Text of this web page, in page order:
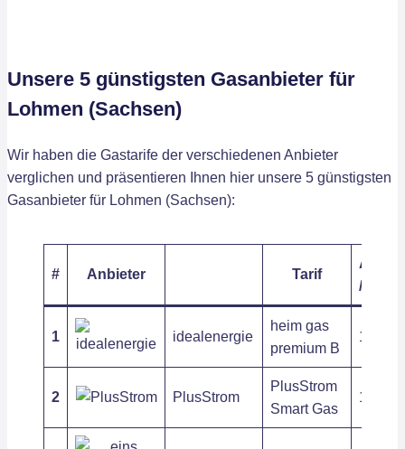
Unsere 5 günstigsten Gasanbieter für
Lohmen (Sachsen)
Wir haben die Gastarife der verschiedenen Anbieter
verglichen und präsentieren Ihnen hier unsere 5 günstigsten
Gasanbieter für Lohmen (Sachsen):
# Anbieter Tarif
/ kWh
1 idealenergie
heim gas
premium B
13,52
2 PlusStrom
PlusStrom
Smart Gas
13,93